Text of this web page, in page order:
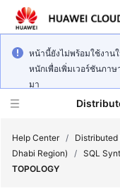
หน้านี้ยังไม่พร้อมใช้งาน
หนักเพื่อเพิ่มเวอร์ชันภา
มา
Help Center /
Dhabi Region)
/ SQL
TOPOLOGY